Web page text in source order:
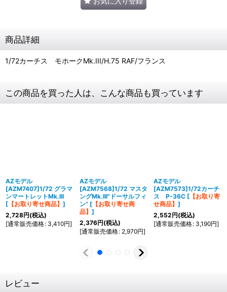
商品詳細
1/72カーチス モホークMk.III/H.75 RAF/フランス
この商品を買った人は、こんな商品も買っています
AZモデル
[AZM7407]1/72 グラマ
ンマートレットMk.III
[ 【お取り寄せ商品】 ]
2,728円(税込)
[通常販売価格: 3,410円]
AZモデル
[AZM7568]1/72 マスタ
ングMk.III"ドーサルフィ
ン” [ 【お取り寄せ商
品】 ]
2,376円(税込)
[通常販売価格: 2,970円]
AZモデル
[AZM7573]1/72カーチ
ス P-36C [ 【お取り寄
せ商品】 ]
2,552円(税込)
[通常販売価格: 3,190円]
レビュー